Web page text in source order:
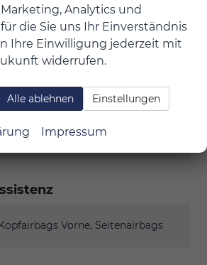
Kommunikation
Radio, Soundsystem, Schnittstelle
DAB, Farbdisplay, Android Auto,
Navigation
Bluetooth, Induktionsladen für
Vorne, Seitenairbags
Analytics und
die Sie uns Ihr Einverständnis
Ihre Einwilligung jederzeit mit
widerrufen.
Alle ablehnen Einstellungen
Impressum